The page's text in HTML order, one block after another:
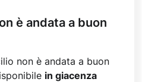
è andata a buon
non è andata a buon
in giacenza